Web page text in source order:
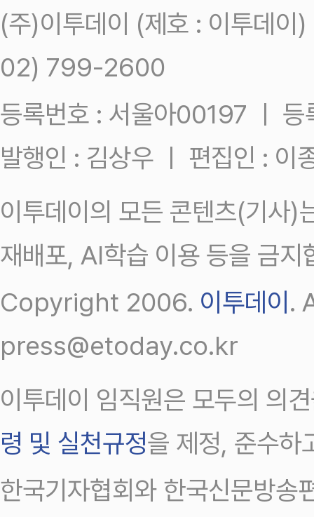
(주)이투데이 (제호 : 이투데
02) 799-2600
등록번호 : 서울아00197 ㅣ
발행인 : 김상우 ㅣ 편집인 : 이
이투데이의 모든 콘텐츠(기사)
재배포, AI학습 이용 등을 금지
Copyright 2006. 이투데이.
press@etoday.co.kr
이투데이 임직원은 모두의 의
령 및 실천규정을 제정, 준수하
한국기자협회와 한국신문방송